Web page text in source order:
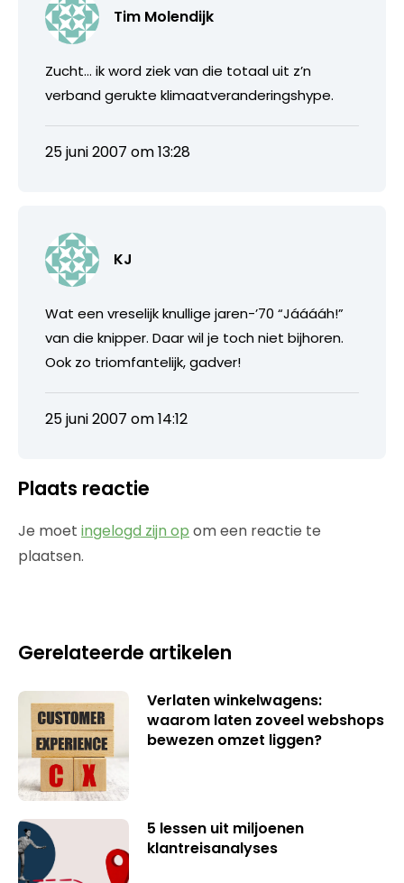
Tim Molendijk
Zucht… ik word ziek van die totaal uit z’n
verband gerukte klimaatveranderingshype.
25 juni 2007 om 13:28
KJ
Wat een vreselijk knullige jaren-’70 “Jááááh!”
van die knipper. Daar wil je toch niet bijhoren.
Ook zo triomfantelijk, gadver!
25 juni 2007 om 14:12
Plaats reactie
Je moet ingelogd zijn op om een reactie te
plaatsen.
Gerelateerde artikelen
Verlaten winkelwagens:
waarom laten zoveel webshops
bewezen omzet liggen?
5 lessen uit miljoenen
klantreisanalyses